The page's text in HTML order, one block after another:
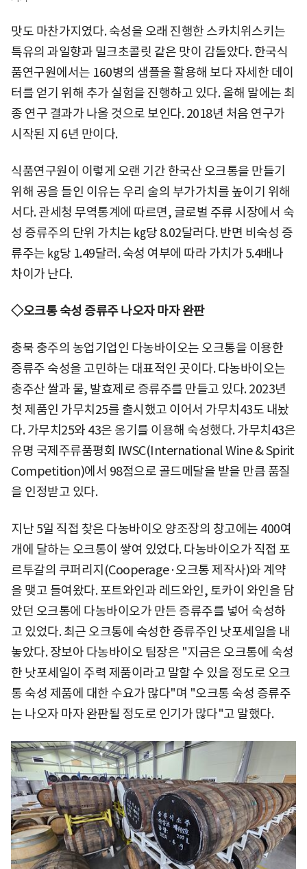
맛도 마찬가지였다. 숙성을 오래 진행한 스카치위스키는
특유의 과일향과 밀크초콜릿 같은 맛이 감돌았다. 한국식
품연구원에서는 160병의 샘플을 활용해 보다 자세한 데이
터를 얻기 위해 추가 실험을 진행하고 있다. 올해 말에는 최
종 연구 결과가 나올 것으로 보인다. 2018년 처음 연구가
시작된 지 6년 만이다.
식품연구원이 이렇게 오랜 기간 한국산 오크통을 만들기
위해 공을 들인 이유는 우리 술의 부가가치를 높이기 위해
서다. 관세청 무역통계에 따르면, 글로벌 주류 시장에서 숙
성 증류주의 단위 가치는 ㎏당 8.02달러다. 반면 비숙성 증
류주는 ㎏당 1.49달러. 숙성 여부에 따라 가치가 5.4배나
차이가 난다.
◇오크통 숙성 증류주 나오자 마자 완판
충북 충주의 농업기업인 다농바이오는 오크통을 이용한
증류주 숙성을 고민하는 대표적인 곳이다. 다농바이오는
충주산 쌀과 물, 발효제로 증류주를 만들고 있다. 2023년
첫 제품인 가무치25를 출시했고 이어서 가무치43도 내놨
다. 가무치25와 43은 옹기를 이용해 숙성했다. 가무치43은
유명 국제주류품평회 IWSC(International Wine & Spirit
Competition)에서 98점으로 골드메달을 받을 만큼 품질
을 인정받고 있다.
지난 5일 직접 찾은 다농바이오 양조장의 창고에는 400여
개에 달하는 오크통이 쌓여 있었다. 다농바이오가 직접 포
르투갈의 쿠퍼리지(Cooperage·오크통 제작사)와 계약
을 맺고 들여왔다. 포트와인과 레드와인, 토카이 와인을 담
았던 오크통에 다농바이오가 만든 증류주를 넣어 숙성하
고 있었다. 최근 오크통에 숙성한 증류주인 낫포세일을 내
놓았다. 장보아 다농바이오 팀장은 "지금은 오크통에 숙성
한 낫포세일이 주력 제품이라고 말할 수 있을 정도로 오크
통 숙성 제품에 대한 수요가 많다"며 "오크통 숙성 증류주
는 나오자 마자 완판될 정도로 인기가 많다"고 말했다.